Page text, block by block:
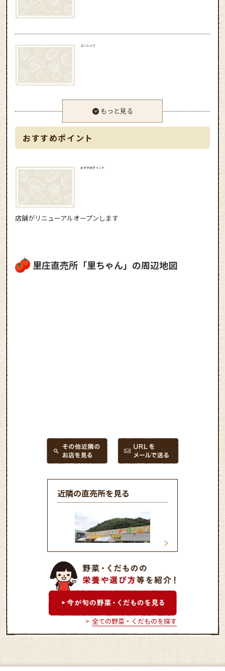
コンニャク
もっと見る
おすすめポイント
おすすめポイント
店舗がリニューアルオープンします
里庄直売所「里ちゃん」の周辺地図
近隣の直売所を見る
笠岡ふれあい青空市「しお
かぜ」
鴨方直売所ふれ
「なごみ」
全ての野菜・くだものを探す